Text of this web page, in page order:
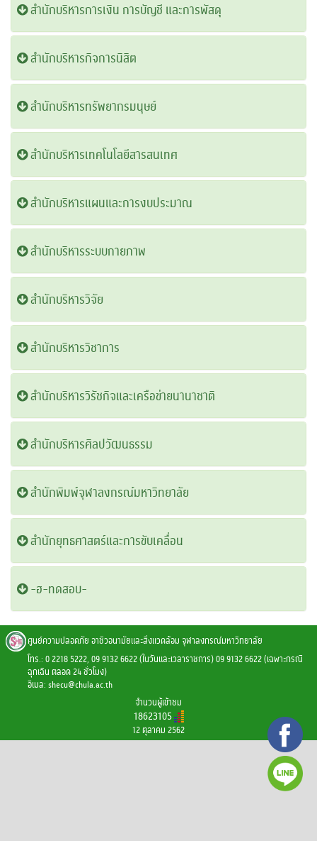
สำนักบริหารการเงิน การบัญชี และการพัสดุ
สำนักบริหารกิจการนิสิต
สำนักบริหารทรัพยากรมนุษย์
สำนักบริหารเทคโนโลยีสารสนเทศ
สำนักบริหารแผนและการงบประมาณ
สำนักบริหารระบบกายภาพ
สำนักบริหารวิจัย
สำนักบริหารวิชาการ
สำนักบริหารวิรัชกิจและเครือข่ายนานาชาติ
สำนักบริหารศิลปวัฒนธรรม
สำนักพิมพ์จุฬาลงกรณ์มหาวิทยาลัย
สำนักยุทธศาสตร์และการขับเคลื่อน
-ฮ-ทดสอบ-
ศูนย์ความปลอดภัย อาชีวอนามัยและสิ่งแวดล้อม จุฬาลงกรณ์มหาวิทยาลัย
โทร.: 0 2218 5222, 09 9132 6622 (ในวันและเวลาราชการ) 09 9132 6622 (เฉพาะกรณี
ฉุกเฉิน ตลอด 24 ชั่วโมง)
อีเมล: shecu@chula.ac.th
จำนวนผู้เข้าชม
18623105
12 ตุลาคม 2562